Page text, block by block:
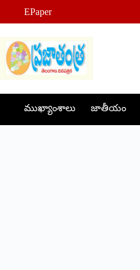
content
EPaper
ముఖ్యాంశాలు జాతీయం